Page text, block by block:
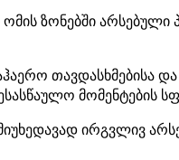
ზონებში არსებული
თავდასხმებისა
მომენტების
ირგვლივ